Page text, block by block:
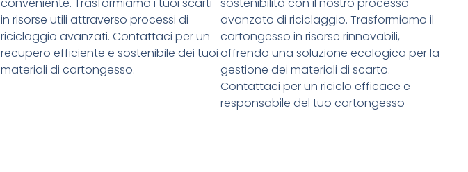
in risorse utili attraverso processi di
riciclaggio avanzati. Contattaci per un
recupero efficiente e sostenibile dei tuoi
materiali di cartongesso.
avanzato di riciclaggio. Trasformiamo il
cartongesso in risorse rinnovabili,
offrendo una soluzione ecologica per la
gestione dei materiali di scarto.
Contattaci per un riciclo efficace e
responsabile del tuo cartongesso